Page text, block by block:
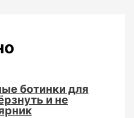
ботинки для
и не